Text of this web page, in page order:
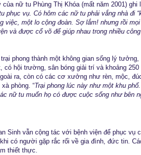
nữ tu Phùng Thị Khóa (mất năm 2001) ghi
phục vụ. Có hôm các nữ tu phải vắng nhà đi
việc, một lo cộng đoàn. Sợ lắm! nhưng rồi
và được cổ võ để giúp nhau trong nhiều
phong thành một không gian sống lý tưởng,
hội trường, sân bóng giải trí và khoảng 250
ra, còn có các cơ xưởng như rèn, mộc,
phòng. “Trại phong lúc này như một khu
nữ tu muốn họ có được cuộc sống như bên
Sinh vẫn cộng tác với bệnh viện để phục vụ
có người gặp rắc rối về gia đình, đức tin.
thiết thực.